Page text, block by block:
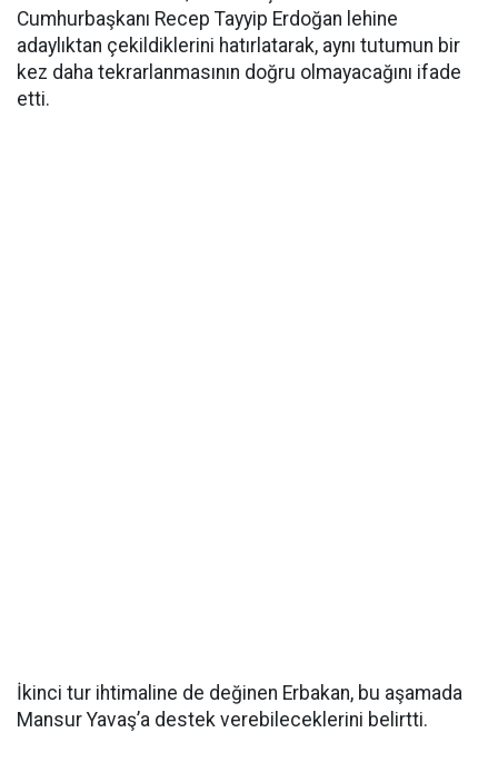
Cumhurbaşkanı Recep Tayyip Erdoğan lehine
adaylıktan çekildiklerini hatırlatarak, aynı tutumun bir
kez daha tekrarlanmasının doğru olmayacağını ifade
etti.
İkinci tur ihtimaline de değinen Erbakan, bu aşamada
Mansur Yavaş’a destek verebileceklerini belirtti.